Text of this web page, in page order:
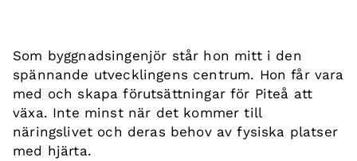
Som byggnadsingenjör står hon mitt i den
spännande utvecklingens centrum. Hon får vara
med och skapa förutsättningar för Piteå att
växa. Inte minst när det kommer till
näringslivet och deras behov av fysiska platser
med hjärta.